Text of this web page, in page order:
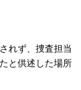
れず、捜査担当
と供述した場所